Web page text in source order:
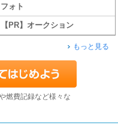
フォト
【PR】オークション
もっと見る
燃費記録など様々な